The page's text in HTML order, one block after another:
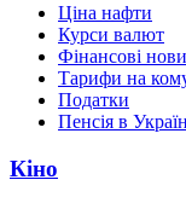
Ціна нафти
Курси валют
Фінансові
Тарифи на
Податки
Пенсія в
Кіно